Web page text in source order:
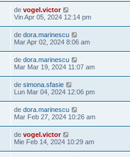
de vogel.victor
Vin Apr 05, 2024 12:14 pm
de dora.marinescu
Mar Apr 02, 2024 8:06 am
de dora.marinescu
Mar Mar 19, 2024 11:07 am
de simona.sfasie
Lun Mar 04, 2024 12:06 pm
de dora.marinescu
Mar Feb 27, 2024 10:26 am
de vogel.victor
Mie Feb 14, 2024 10:29 am